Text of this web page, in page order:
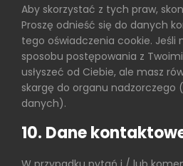
Aby skorzystać z tych praw,
Proszę odnieść się do danych
tego oświadczenia cookie. Jeśli
sposobu postępowania z
usłyszeć od Ciebie, ale masz
skargę do organu nadzorczego
danych).
10. Dane